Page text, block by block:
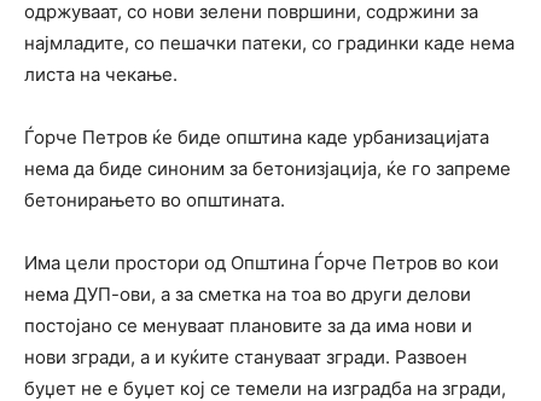
одржуваат, со нови зелени површини, содржини за
најмладите, со пешачки патеки, со градинки каде нема
листа на чекање.
Ѓорче Петров ќе биде општина каде урбанизацијата
нема да биде синоним за бетонизјација, ќе го запреме
бетонирањето во општината.
Има цели простори од Општина Ѓорче Петров во кои
нема ДУП-ови, а за сметка на тоа во други делови
постојано се менуваат плановите за да има нови и
нови згради, а и куќите стануваат згради. Развоен
буџет не е буџет кој се темели на изградба на згради,